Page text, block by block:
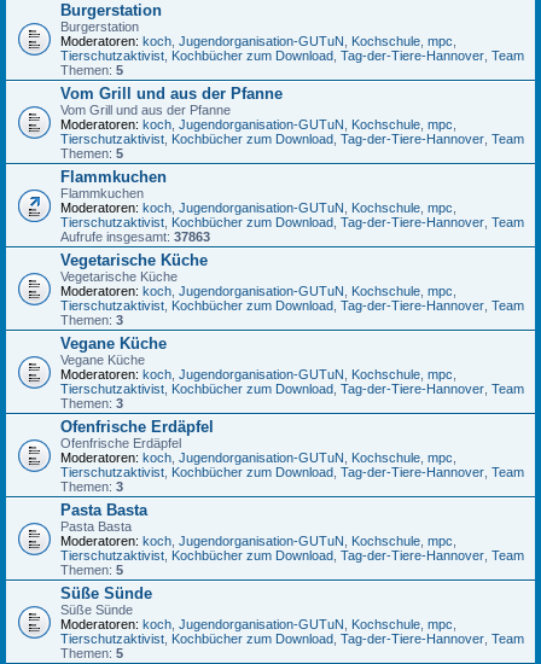
Burgerstation
Burgerstation
Moderatoren: koch, Jugendorganisation-GUTuN, Kochschule, mpc,
Tierschutzaktivist, Kochbücher zum Download, Tag-der-Tiere-Hannover, Team
Themen: 5
Vom Grill und aus der Pfanne
Vom Grill und aus der Pfanne
Moderatoren: koch, Jugendorganisation-GUTuN, Kochschule, mpc,
Tierschutzaktivist, Kochbücher zum Download, Tag-der-Tiere-Hannover, Team
Themen: 5
Flammkuchen
Flammkuchen
Moderatoren: koch, Jugendorganisation-GUTuN, Kochschule, mpc,
Tierschutzaktivist, Kochbücher zum Download, Tag-der-Tiere-Hannover, Team
Aufrufe insgesamt: 37863
Vegetarische Küche
Vegetarische Küche
Moderatoren: koch, Jugendorganisation-GUTuN, Kochschule, mpc,
Tierschutzaktivist, Kochbücher zum Download, Tag-der-Tiere-Hannover, Team
Themen: 3
Vegane Küche
Vegane Küche
Moderatoren: koch, Jugendorganisation-GUTuN, Kochschule, mpc,
Tierschutzaktivist, Kochbücher zum Download, Tag-der-Tiere-Hannover, Team
Themen: 3
Ofenfrische Erdäpfel
Ofenfrische Erdäpfel
Moderatoren: koch, Jugendorganisation-GUTuN, Kochschule, mpc,
Tierschutzaktivist, Kochbücher zum Download, Tag-der-Tiere-Hannover, Team
Themen: 3
Pasta Basta
Pasta Basta
Moderatoren: koch, Jugendorganisation-GUTuN, Kochschule, mpc,
Tierschutzaktivist, Kochbücher zum Download, Tag-der-Tiere-Hannover, Team
Themen: 5
Süße Sünde
Süße Sünde
Moderatoren: koch, Jugendorganisation-GUTuN, Kochschule, mpc,
Tierschutzaktivist, Kochbücher zum Download, Tag-der-Tiere-Hannover, Team
Themen: 5